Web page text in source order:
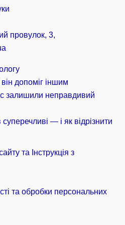
провулок, 3,
допоміг іншим
залишили неправдивий
— і як відрізнити
та Інструкція з
та обробки персональних